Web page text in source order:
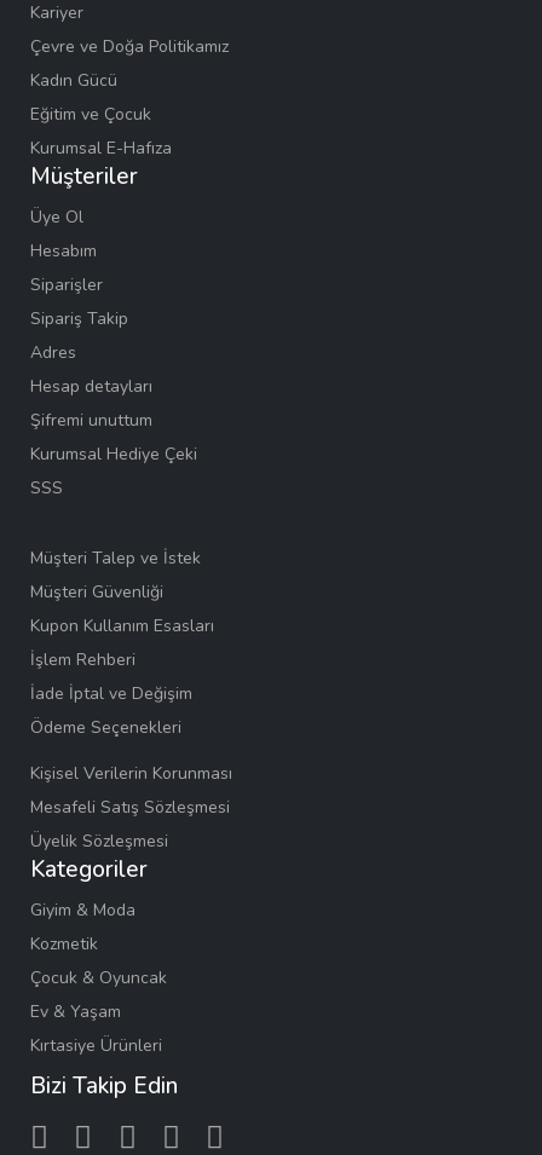
Kariyer
Çevre ve Doğa Politikamız
Kadın Gücü
Eğitim ve Çocuk
Kurumsal E-Hafıza
Müşteriler
Üye Ol
Hesabım
Siparişler
Sipariş Takip
Adres
Hesap detayları
Şifremi unuttum
Kurumsal Hediye Çeki
SSS
Müşteri Talep ve İstek
Müşteri Güvenliği
Kupon Kullanım Esasları
İşlem Rehberi
İade İptal ve Değişim
Ödeme Seçenekleri
Kişisel Verilerin Korunması
Mesafeli Satış Sözleşmesi
Üyelik Sözleşmesi
Kategoriler
Giyim & Moda
Kozmetik
Çocuk & Oyuncak
Ev & Yaşam
Kırtasiye Ürünleri
Bizi Takip Edin